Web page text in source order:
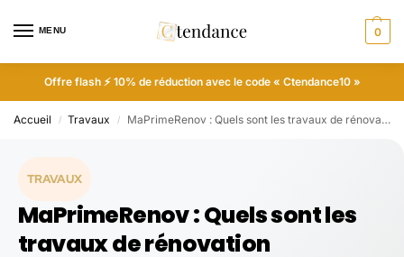
MENU 0
Offre flash ⚡ 10% de réduction avec le code « Ctendance10 »
Accueil / Travaux / MaPrimeRenov : Quels sont les travaux de rénovation énergétique éligibles ?
TRAVAUX
MaPrimeRenov : Quels sont les
travaux de rénovation